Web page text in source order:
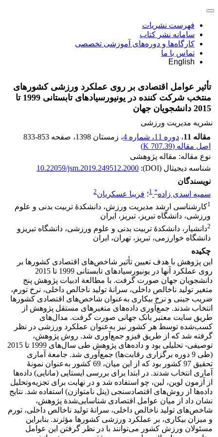
فهرست نشریات
سامانه نشر کتاب
کارگاه‌ها و دوره‌های آموزشی تخصصی
تماس با ما
English
تأثیر عوامل اقتصادی بر روی عملکرد ورزشی کشورهای
منتخب شرکت کننده در یونیورسیادهای تابستانی 1999 تا
2015 دانشجویان جهان
نشریه مدیریت ورزشی
مقاله 11
، دوره 11، شماره 4 ، زمستان 1398 ، صفحه 833-853
اصل مقاله (707.39 K
)
نوع مقاله: مقاله پژوهشی
شناسه دیجیتال (DOI):
10.22059/jsm.2019.249512.2000
نویسندگان
سمیه اسدی زاده*
1؛ فریبا عسکریان2
1کارشناسی ارشد مدیریت ورزش، دانشکدۀ تربیت بدنی و علوم
ورزشی، دانشگاه تبریز، تبریز، ایران
2دانشیار، دانشکدۀ تربیت بدنی و علوم ورزشی، دانشگاه تبریزو
دانشگاه خوارزمی، تبریز، تهران، ایران
چکیده
این پژوهش با هدف تعیین تأثیر شاخص‌های اقتصادی کشورها بر
روی عملکرد آنها در یونیورسیادهای تابستانی 1999 تا 2015
دانشجویان جهان صورت گرفت. با مطالعة ادبیات پژوهش پنج
متغیر تولید ناخالص داخلی، سرانۀ تولید ناخالص داخلی، نرخ تورم،
ضریب جینی و نرخ بیکاری به‌عنوان شاخص‌های اقتصادی کشورها
انتخاب شدند. جمع‌آوری داده‌های متغیرهای مستقل پژوهش از
طریق سایت معتبر بانک جهانی صورت گرفت. مدال‌های
کسب‌شده توسط هر کشور نیز به‌عنوان عملکرد ورزشی در نظر
گرفته شد که از طریق فیزو جمع‌آوری شد. روش پژوهش،
توصیفی- تحلیلی بود و داده‌های پژوهش طی سال‌های 1999 تا 2015
(طی 9 دوره برگزاری رقابت‌ها) جمع‌آوری شد. جامعة آماری
تحقیق 97 کشور بود که از این میان، 69 کشور به‌عنوان نمونۀ
آماری انتخاب شدند. در ابتدا برای بررسی ایستایی (مانایی) داده‌ها
از آزمون لوین، لین، چو استفاده شد و در نهایت برای تجزیه‌وتحلیل
داده‌ها از روش‌های اقتصادسنجی (پنل نامتوازن) استفاده شد. نتایج
نشان داد از میان عوامل اقتصادی شناسایی‌شدة پژوهش،
شاخص‌های تولید ناخالص داخلی، سرانۀ تولید ناخالص داخلی، تورم
و میزان بیکاری، بر عملکرد ورزشی کشورها مؤثرند. بنابراین
مسئولان ورزش کشور می‌توانند با در نظر گرفتن این عوامل